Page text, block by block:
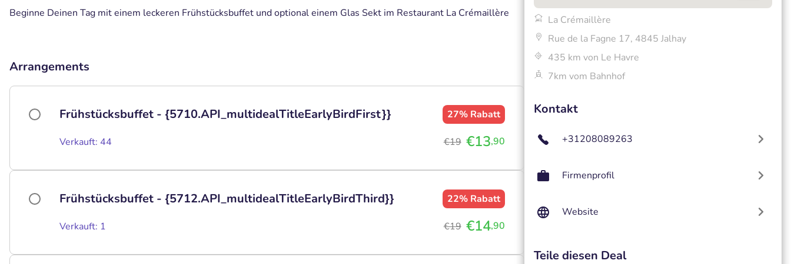
Beginne Deinen Tag mit einem leckeren Frühstücksbuffet und optional einem Glas Sekt im Restaurant La Crémaillère
Arrangements
Frühstücksbuffet - {5710.API_multidealTitleEarlyBirdFirst}} 27% Rabatt
Verkauft: 44 €19 €13,90
Frühstücksbuffet - {5712.API_multidealTitleEarlyBirdThird}} 22% Rabatt
Verkauft: 1 €19 €14,90
La Crémaillère
Rue de la Fagne 17, 4845 Jalhay
435 km von Le Havre
7km vom Bahnhof
Kontakt
+31208089263
Firmenprofil
Website
Teile diesen Deal